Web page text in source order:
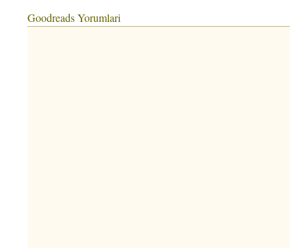
Goodreads Yorumlari